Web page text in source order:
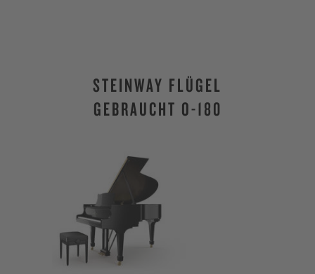
STEINWAY FLÜGEL
GEBRAUCHT O-180